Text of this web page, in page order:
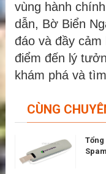
vùng hành
dẫn, Bờ Biển
đáo và đầy
điểm đến lý
khám phá và
CÙNG
Tổng